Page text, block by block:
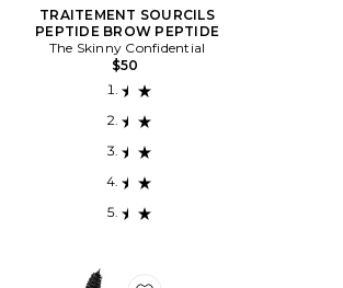
TRAITEMENT SOURCILS
PEPTIDE BROW PEPTIDE
The Skinny Confidential
$50